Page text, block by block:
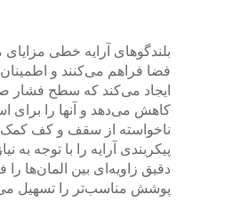
بلندگوهای آرایه خطی
فضا فراهم می‌کنند و
ایجاد می‌کند که سطح فشار
کاهش می‌دهد و آنها را برای
ناخواسته از سقف و کف کمک
پیکربندی آرایه را با توجه
پوشش مناسب‌تر را تسهیل